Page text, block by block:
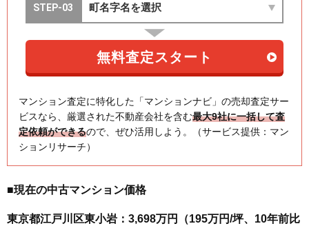
マンション査定に特化した「マンションナビ」の売却査定サー
ビスなら、厳選された不動産会社を含む最大9社に一括して査
定依頼ができるので、ぜひ活用しよう。（サービス提供：マン
ションリサーチ）
■現在の中古マンション価格
東京都江戸川区東小岩：3,698万円（195万円/坪、10年前比